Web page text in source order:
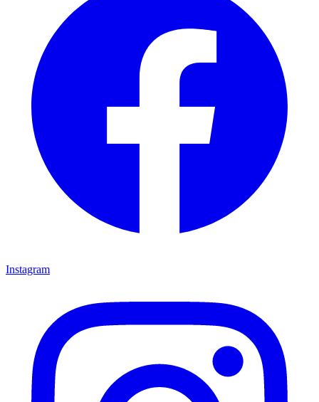
Instagram